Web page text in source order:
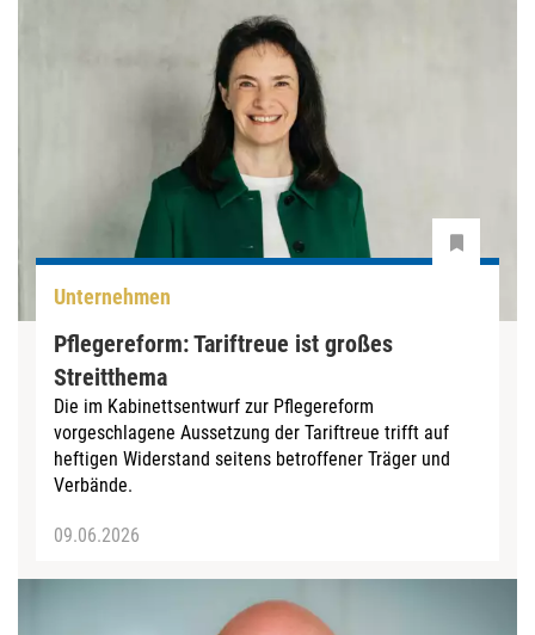
Unternehmen
Pflegereform: Tariftreue ist großes
Streitthema
Die im Kabinettsentwurf zur Pflegereform
vorgeschlagene Aussetzung der Tariftreue trifft auf
heftigen Widerstand seitens betroffener Träger und
Verbände.
09.06.2026